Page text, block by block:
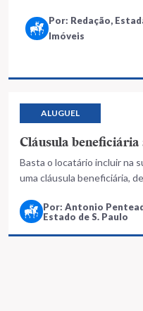
Por: Redação,
Imóveis
ALUGUEL
Cláusula
Basta o locatário incluir na
uma cláusula beneficiária,
Por: Antonio
Estado de S. Paulo